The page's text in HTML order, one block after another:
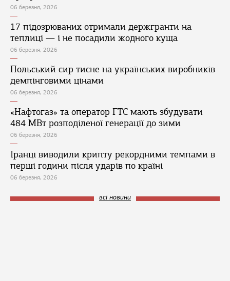
06 березня, 2026
17 підозрюваних отримали держгранти на
теплиці — і не посадили жодного куща
06 березня, 2026
Польський сир тисне на українських виробників
демпінговими цінами
06 березня, 2026
«Нафтогаз» та оператор ГТС мають збудувати
484 МВт розподіленої генерації до зими
06 березня, 2026
Іранці виводили крипту рекордними темпами в
перші години після ударів по країні
06 березня, 2026
всі новини